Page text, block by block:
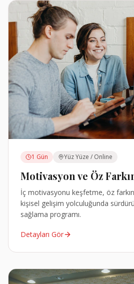
1 Gün Yüz Yüze / Online
Motivasyon ve Öz
İç motivasyonu keşfetme, öz
kişisel gelişim yolculuğunda
sağlama programı.
Detayları Gör